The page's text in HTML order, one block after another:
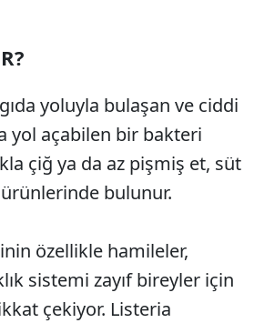
yoluyla bulaşan ve ciddi
yol açabilen bir bakteri
çiğ ya da az pişmiş et, süt
bulunur.
özellikle hamileler,
sistemi zayıf bireyler için
çekiyor. Listeria